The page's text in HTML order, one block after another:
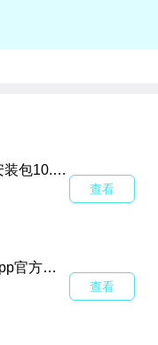
番茄ToDo正版安装包10.2.9.501最新版
查看
wolai我来笔记app官方版最新版v2.0.1安卓版
查看